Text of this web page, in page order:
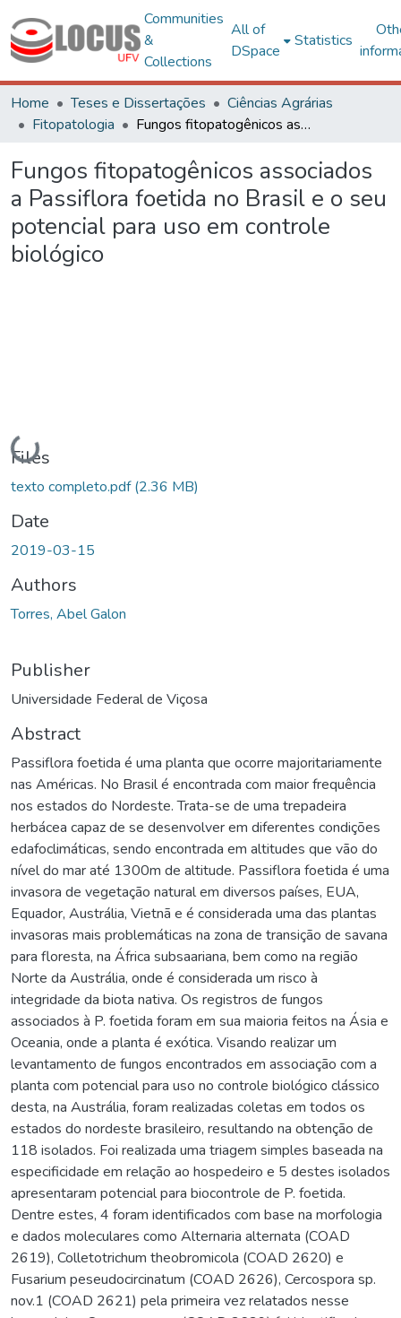
Communities
&
Collections
All of
DSpace
Statistics
Home Teses e Dissertações
Ciências Agrárias
Fitopatologia
Fungos fitopatogênicos associados a Passiflora foetida no Brasil e o seu potencial para uso em controle biológico
Fungos fitopatogênicos associados
a Passiflora foetida no Brasil e o seu
potencial para uso em controle
biológico
Loading...
Files
texto completo.pdf(2.36 MB)
Date
2019-03-15
Authors
Torres, Abel Galon
Publisher
Universidade Federal de Viçosa
Abstract
Passiflora foetida é uma planta que ocorre majoritariamente
nas Américas. No Brasil é encontrada com maior frequência
nos estados do Nordeste. Trata-se de uma trepadeira
herbácea capaz de se desenvolver em diferentes condições
edafoclimáticas, sendo encontrada em altitudes que vão do
nível do mar até 1300m de altitude. Passiflora foetida é uma
invasora de vegetação natural em diversos países, EUA,
Equador, Austrália, Vietnã e é considerada uma das plantas
invasoras mais problemáticas na zona de transição de savana
para floresta, na África subsaariana, bem como na região
Norte da Austrália, onde é considerada um risco à
integridade da biota nativa. Os registros de fungos
associados à P. foetida foram em sua maioria feitos na Ásia e
Oceania, onde a planta é exótica. Visando realizar um
levantamento de fungos encontrados em associação com a
planta com potencial para uso no controle biológico clássico
desta, na Austrália, foram realizadas coletas em todos os
estados do nordeste brasileiro, resultando na obtenção de
118 isolados. Foi realizada uma triagem simples baseada na
especificidade em relação ao hospedeiro e 5 destes isolados
apresentaram potencial para biocontrole de P. foetida.
Dentre estes, 4 foram identificados com base na morfologia
e dados moleculares como Alternaria alternata (COAD
2619), Colletotrichum theobromicola (COAD 2620) e
Fusarium peseudocircinatum (COAD 2626), Cercospora sp.
nov.1 (COAD 2621) pela primeira vez relatados nesse